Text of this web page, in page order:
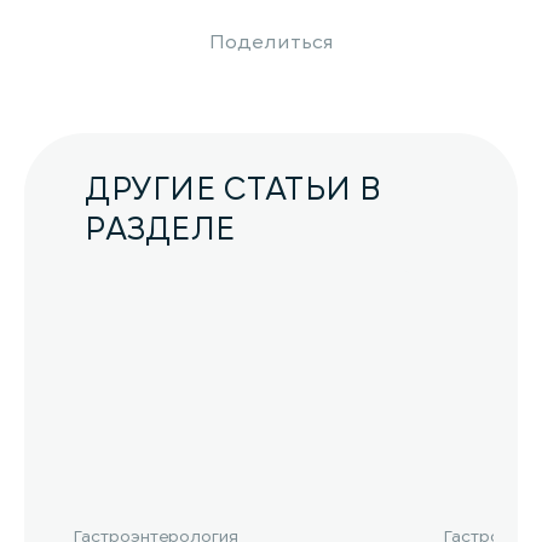
Поделиться
ДРУГИЕ СТАТЬИ В
РАЗДЕЛЕ
Гастроэнтерология